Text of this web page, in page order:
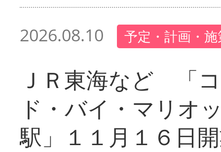
2026.08.10 予定・計画・
ＪＲ東海など 「
ド・バイ・マリオ
駅」１１月１６日